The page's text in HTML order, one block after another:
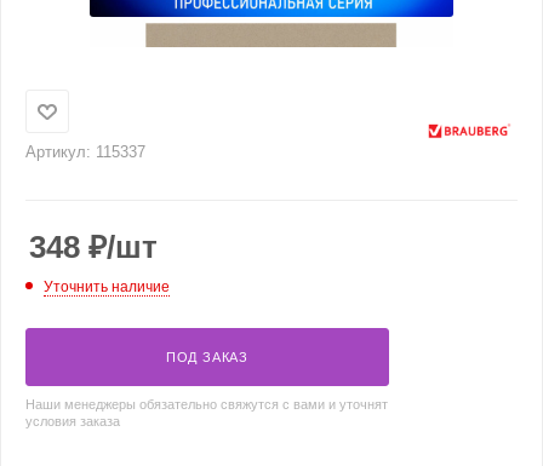
Артикул: 115337
348 ₽/шт
Уточнить наличие
ПОД ЗАКАЗ
Наши менеджеры обязательно свяжутся с вами и уточнят
условия заказа